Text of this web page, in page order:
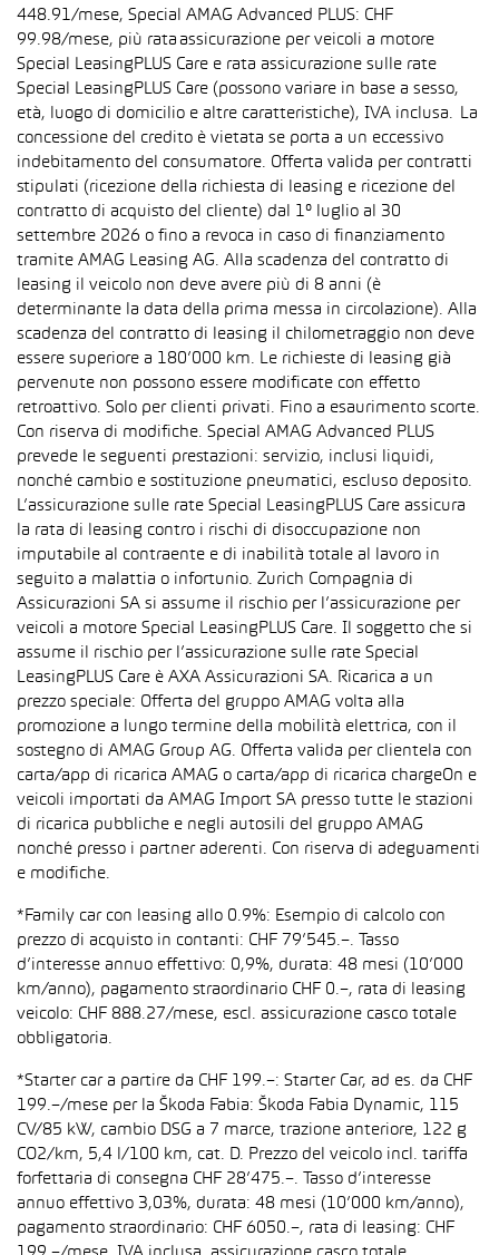
448.91/mese, Special AMAG Advanced PLUS: CHF
99.98/mese, più rata assicurazione per veicoli a motore
Special LeasingPLUS Care e rata assicurazione sulle rate
Special LeasingPLUS Care (possono variare in base a sesso,
età, luogo di domicilio e altre caratteristiche), IVA inclusa. La
concessione del credito è vietata se porta a un eccessivo
indebitamento del consumatore. Offerta valida per contratti
stipulati (ricezione della richiesta di leasing e ricezione del
contratto di acquisto del cliente) dal 1° luglio al 30
settembre 2026 o fino a revoca in caso di finanziamento
tramite AMAG Leasing AG. Alla scadenza del contratto di
leasing il veicolo non deve avere più di 8 anni (è
determinante la data della prima messa in circolazione). Alla
scadenza del contratto di leasing il chilometraggio non deve
essere superiore a 180’000 km. Le richieste di leasing già
pervenute non possono essere modificate con effetto
retroattivo. Solo per clienti privati. Fino a esaurimento scorte.
Con riserva di modifiche. Special AMAG Advanced PLUS
prevede le seguenti prestazioni: servizio, inclusi liquidi,
nonché cambio e sostituzione pneumatici, escluso deposito.
L’assicurazione sulle rate Special LeasingPLUS Care assicura
la rata di leasing contro i rischi di disoccupazione non
imputabile al contraente e di inabilità totale al lavoro in
seguito a malattia o infortunio. Zurich Compagnia di
Assicurazioni SA si assume il rischio per l’assicurazione per
veicoli a motore Special LeasingPLUS Care. Il soggetto che si
assume il rischio per l’assicurazione sulle rate Special
LeasingPLUS Care è AXA Assicurazioni SA. Ricarica a un
prezzo speciale: Offerta del gruppo AMAG volta alla
promozione a lungo termine della mobilità elettrica, con il
sostegno di AMAG Group AG. Offerta valida per clientela con
carta/app di ricarica AMAG o carta/app di ricarica chargeOn e
veicoli importati da AMAG Import SA presso tutte le stazioni
di ricarica pubbliche e negli autosili del gruppo AMAG
nonché presso i partner aderenti. Con riserva di adeguamenti
e modifiche.
*Family car con leasing allo 0.9%: Esempio di calcolo con
prezzo di acquisto in contanti: CHF 79’545.–. Tasso
d’interesse annuo effettivo: 0,9%, durata: 48 mesi (10’000
km/anno), pagamento straordinario CHF 0.–, rata di leasing
veicolo: CHF 888.27/mese, escl. assicurazione casco totale
obbligatoria.
*Starter car a partire da CHF 199.–: Starter Car, ad es. da CHF
199.–/mese per la Škoda Fabia: Škoda Fabia Dynamic, 115
CV/85 kW, cambio DSG a 7 marce, trazione anteriore, 122 g
CO2/km, 5,4 l/100 km, cat. D. Prezzo del veicolo incl. tariffa
forfettaria di consegna CHF 28’475.–. Tasso d’interesse
annuo effettivo 3,03%, durata: 48 mesi (10’000 km/anno),
pagamento straordinario: CHF 6050.–, rata di leasing: CHF